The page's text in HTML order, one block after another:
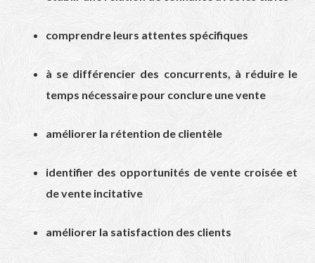
comprendre leurs attentes spécifiques
à se différencier des concurrents, à réduire le
temps nécessaire pour conclure une vente
améliorer la rétention de clientèle
identifier des opportunités de vente croisée et
de vente incitative
améliorer la satisfaction des clients